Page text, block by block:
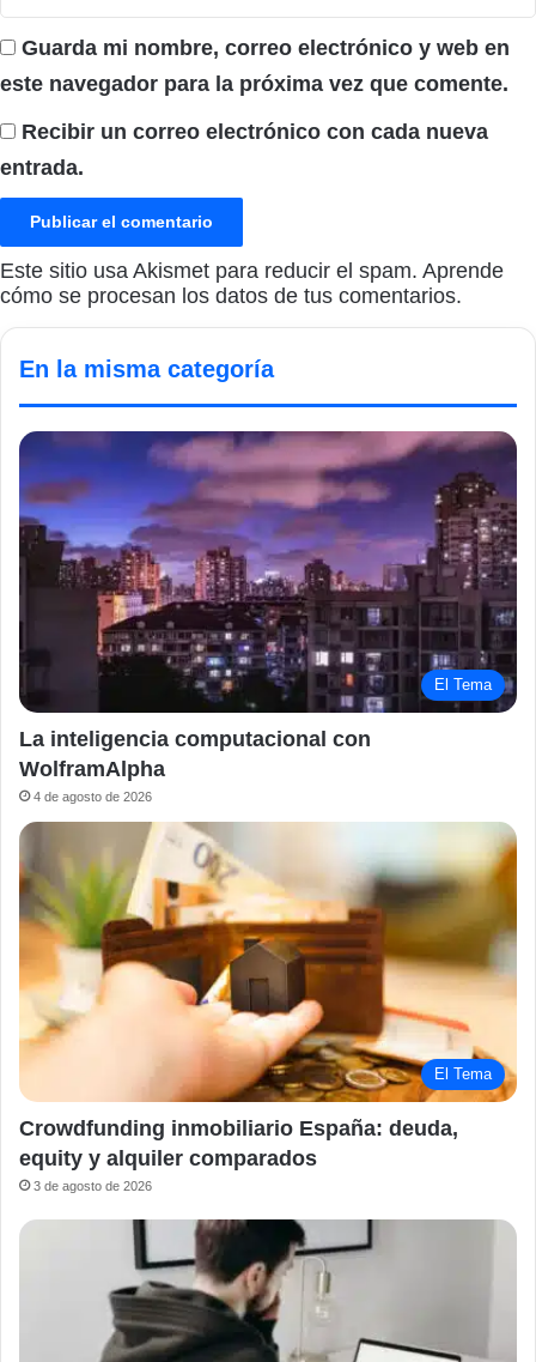
Guarda mi nombre, correo electrónico y web en
este navegador para la próxima vez que comente.
Recibir un correo electrónico con cada nueva
entrada.
Este sitio usa Akismet para reducir el spam. Aprende
cómo se procesan los datos de tus comentarios.
En la misma categoría
El Tema
La inteligencia computacional con
WolframAlpha
4 de agosto de 2026
El Tema
Crowdfunding inmobiliario España: deuda,
equity y alquiler comparados
3 de agosto de 2026